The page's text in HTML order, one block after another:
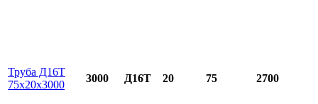
Труба Д16Т
75х20х3000
3000 Д16Т 20 75
2700